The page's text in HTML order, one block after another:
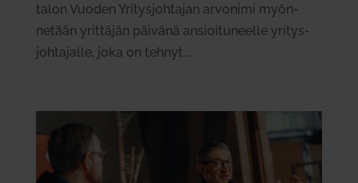
talon Vuoden Yri­tys­joh­tajan arvonimi myön­
netään yrit­täjän päivänä ansioi­tu­neelle yri­tys­
joh­ta­jalle, joka on tehnyt...